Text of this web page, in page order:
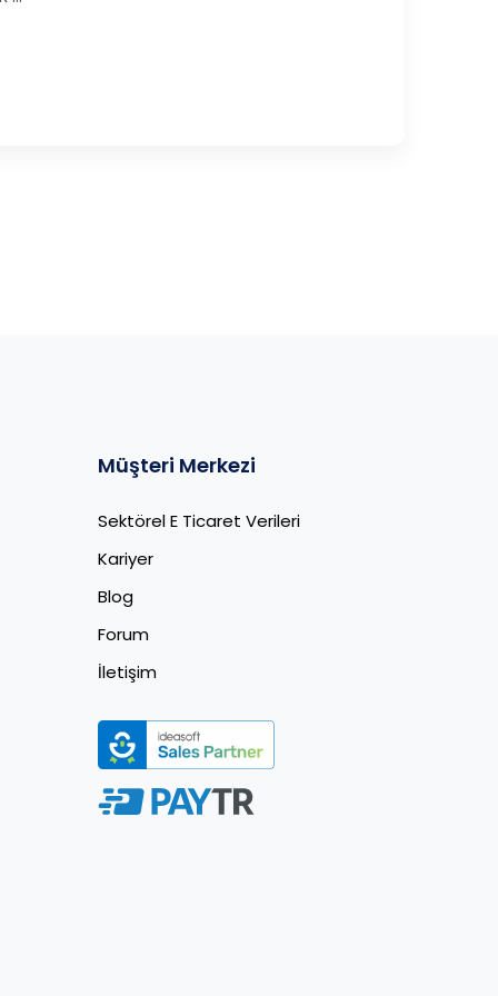
Müşteri Merkezi
Sektörel E Ticaret Verileri
Kariyer
Blog
Forum
İletişim